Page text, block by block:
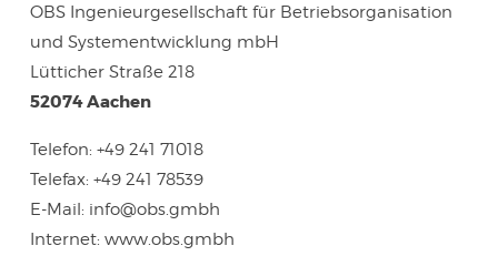
OBS Ingenieurgesellschaft für Betriebsorganisation
und Systementwicklung mbH
Lütticher Straße 218
52074 Aachen
Telefon: +49 241 71018
Telefax: +49 241 78539
E-Mail: info@obs.gmbh
Internet: www.obs.gmbh